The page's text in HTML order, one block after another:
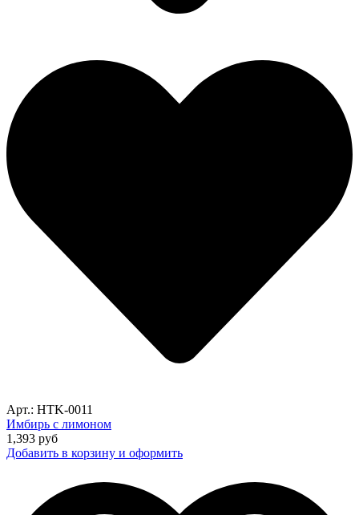
Арт.: HTK-0011
Имбирь с лимоном
1,393 руб
Добавить в корзину и оформить